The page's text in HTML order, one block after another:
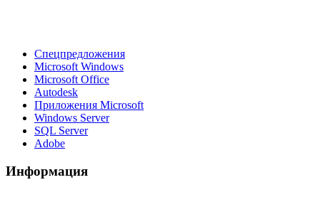
Спецпредложения
Microsoft Windows
Microsoft Office
Autodesk
Приложения Microsoft
Windows Server
SQL Server
Adobe
Информация